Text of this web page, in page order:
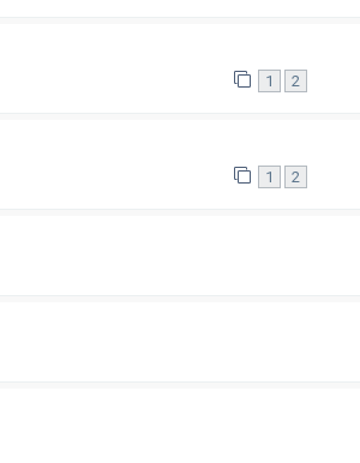
1 2
1 2